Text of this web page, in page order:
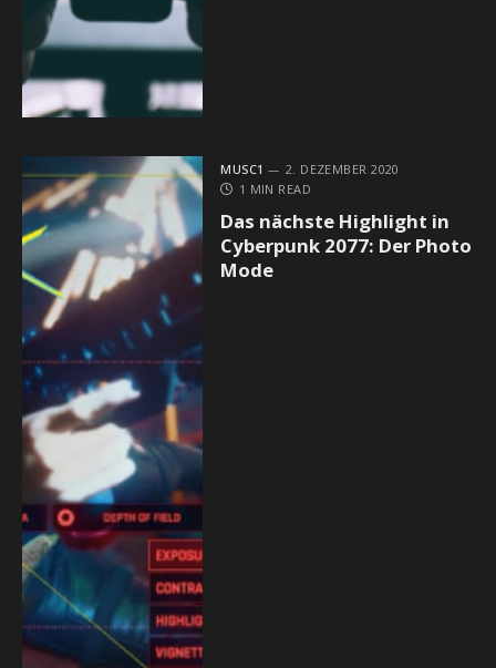
MUSC1
2. DEZEMBER 2020
1 MIN READ
Das nächste Highlight in
Cyberpunk 2077: Der Photo
Mode